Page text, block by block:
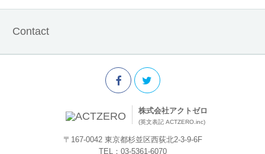
Contact
株式会社アクトゼロ
(英文表記 ACTZERO.inc)
〒167-0042 東京都杉並区西荻北2-3-9-6F
TEL：03-5361-6070